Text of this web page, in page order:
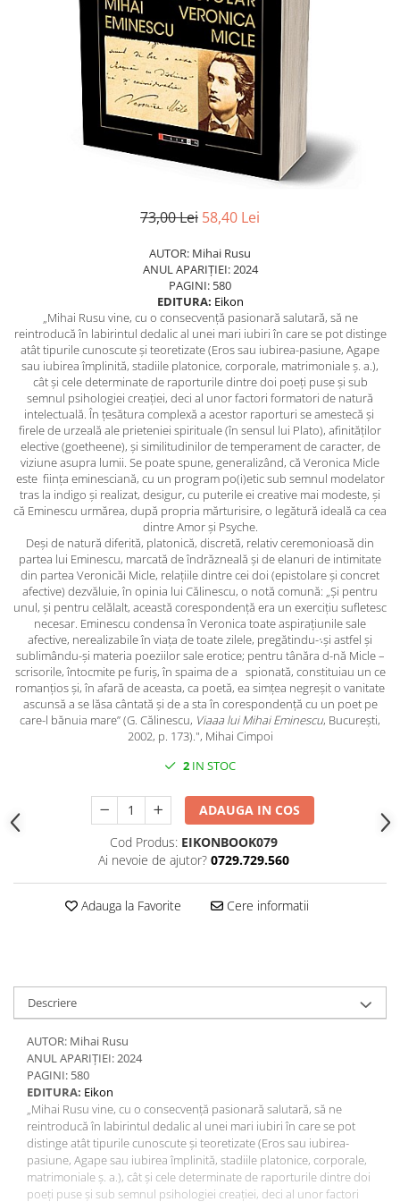
Gastronomie
Manuale scolare/Cursuri
Proză
Psihologie
Sociologie
Spiritualitate/Ezoterism
Sport
Stiinte/Educatie
Noutăți
Cărți
Reviste
Reviste
Capital
Evenimentul Istoric
Evenimentul istoric - editii
electronice
73,00 Lei 58,40 Lei
AUTOR: Mihai Rusu
ANUL APARIȚIEI: 2024
PAGINI: 580
EDITURA: Eikon
„Mihai Rusu vine, cu o consecvență pasionară salutară, să ne
reintroducă în labirintul dedalic al unei mari iubiri în care se pot distinge
atât tipurile cunoscute și teoretizate (Eros sau iubirea-pasiune, Agape
sau iubirea împlinită, stadiile platonice, corporale, matrimoniale ș. a.),
cât și cele determinate de raporturile dintre doi poeți puse și sub
semnul psihologiei creației, deci al unor factori formatori de natură
intelectuală. În țesătura complexă a acestor raporturi se amestecă și
firele de urzeală ale prieteniei spirituale (în sensul lui Plato), afinităților
elective (goetheene), și similitudinilor de temperament de caracter, de
viziune asupra lumii. Se poate spune, generalizând, că Veronica Micle
este ființa eminesciană, cu un program po(i)etic sub semnul modelator
tras la indigo și realizat, desigur, cu puterile ei creative mai modeste, și
că Eminescu urmărea, după propria mărturisire, o legătură ideală ca cea
dintre Amor și Psyche.
Deși de natură diferită, platonică, discretă, relativ ceremonioasă din
partea lui Eminescu, marcată de îndrăzneală și de elanuri de intimitate
din partea Veronicăi Micle, relațiile dintre cei doi (epistolare și concret
afective) dezvăluie, în opinia lui Călinescu, o notă comună: „Și pentru
unul, și pentru celălalt, această corespondență era un exercițiu sufletesc
necesar. Eminescu condensa în Veronica toate aspirațiunile sale
afective, nerealizabile în viața de toate zilele, pregătindu-܈și astfel și
sublimându-și materia poeziilor sale erotice; pentru tânăra d-nă Micle –
scrisorile, întocmite pe furiș, în spaima de a spionată, constituiau un ce
romanțios și, în afară de aceasta, ca poetă, ea simțea negreșit o vanitate
ascunsă a se lăsa cântată și de a sta în corespondență cu un poet pe
care-l bănuia mare” (G. Călinescu, Viaаa lui Mihai Eminescu, București,
2002, p. 173).", Mihai Cimpoi
2 IN STOC
ADAUGA IN COS
Cod Produs: EIKONBOOK079
Ai nevoie de ajutor? 0729.729.560
Adauga la Favorite Cere informatii
Descriere
AUTOR: Mihai Rusu
ANUL APARIȚIEI: 2024
PAGINI: 580
EDITURA: Eikon
„Mihai Rusu vine, cu o consecvență pasionară salutară, să ne
reintroducă în labirintul dedalic al unei mari iubiri în care se pot
distinge atât tipurile cunoscute și teoretizate (Eros sau iubirea-
pasiune, Agape sau iubirea împlinită, stadiile platonice, corporale,
matrimoniale ș. a.), cât și cele determinate de raporturile dintre doi
poeți puse și sub semnul psihologiei creației, deci al unor factori